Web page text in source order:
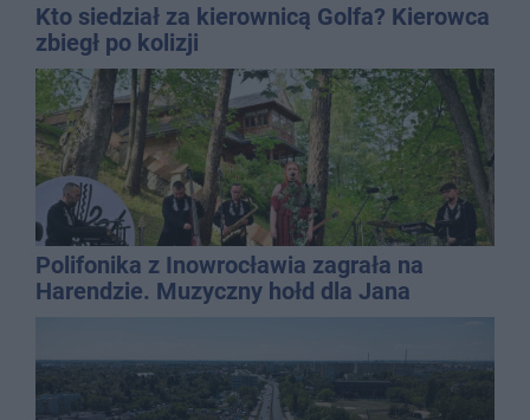
Kto siedział za kierownicą Golfa? Kierowca
zbiegł po kolizji
Polifonika z Inowrocławia zagrała na
Harendzie. Muzyczny hołd dla Jana